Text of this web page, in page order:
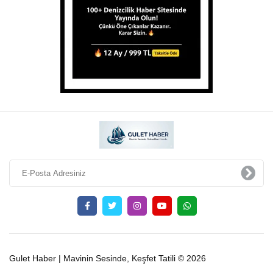
Gulet Haber | Mavinin Sesinde, Keşfet Tatili © 2026